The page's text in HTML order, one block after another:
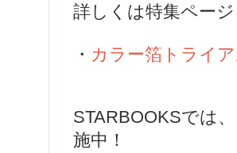
詳しくは特集ペー
・ カラー箔トライ
STARBOOKSでは
施中！